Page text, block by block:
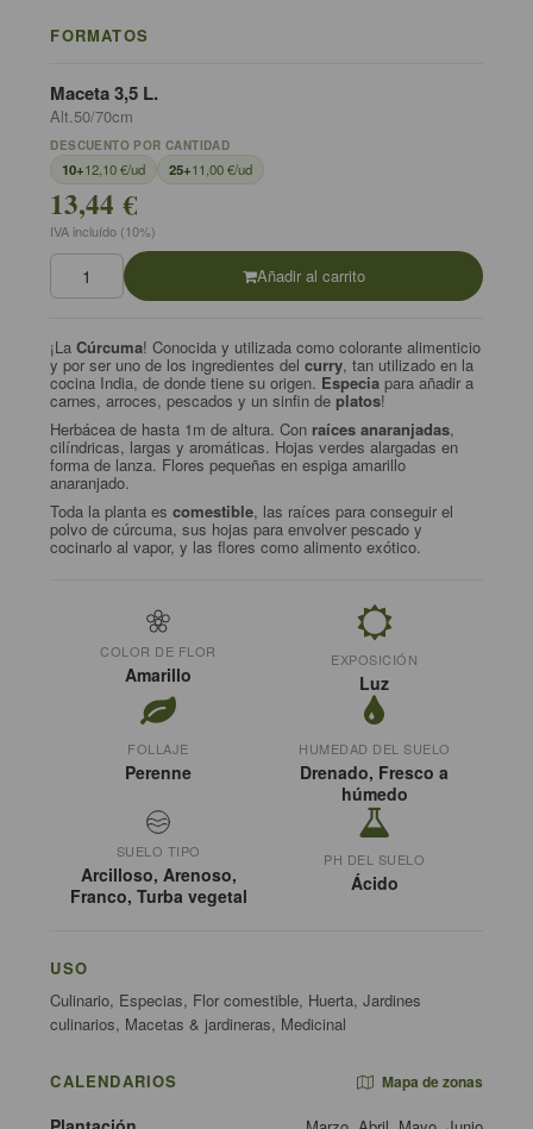
FORMATOS
Maceta 3,5 L.
Alt.50/70cm
DESCUENTO POR CANTIDAD
10+12,10 €/ud 25+11,00 €/ud
13,44 €
IVA incluído (10%)
Añadir al carrito
¡LaCúrcuma! Conocida y utilizada como colorante alimenticio
y por ser uno de los ingredientes delcurry, tan utilizado en la
cocina India, de donde tiene su origen. Especiapara añadir a
carnes, arroces, pescados y un sinfin deplatos!
Herbácea de hasta 1m de altura. Con raíces anaranjadas,
cilíndricas, largas y aromáticas. Hojas verdes alargadas en
forma de lanza. Flores pequeñas en espiga amarillo
anaranjado.
Toda la planta escomestible, las raíces para conseguir el
polvo de cúrcuma, sus hojas para envolver pescado y
cocinarlo al vapor, y las flores como alimento exótico.
COLOR DE FLOR
Amarillo
EXPOSICIÓN
Luz
FOLLAJE
Perenne
HUMEDAD DEL SUELO
Drenado, Fresco a
húmedo
SUELO TIPO
Arcilloso, Arenoso,
Franco, Turba vegetal
PH DEL SUELO
Ácido
USO
Culinario, Especias, Flor comestible, Huerta, Jardines
culinarios, Macetas & jardineras, Medicinal
CALENDARIOS Mapa de zonas